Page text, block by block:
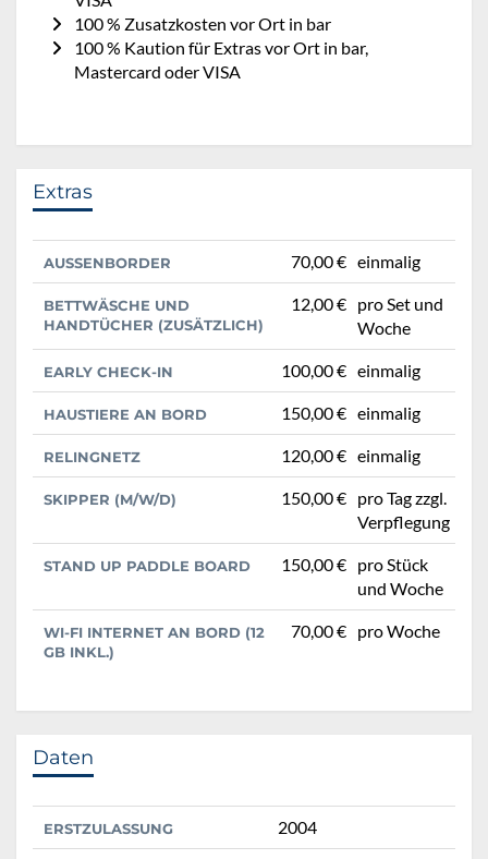
100 % Zusatzkosten vor Ort in bar
100 % Kaution für Extras vor Ort in bar,
Mastercard oder VISA
Extras
AUSSENBORDER 70,00 € einmalig
BETTWÄSCHE UND
HANDTÜCHER (ZUSÄTZLICH)
12,00 € pro Set und
Woche
EARLY CHECK-IN 100,00 € einmalig
HAUSTIERE AN BORD 150,00 € einmalig
RELINGNETZ 120,00 € einmalig
SKIPPER (M/W/D) 150,00 € pro Tag zzgl.
Verpflegung
STAND UP PADDLE BOARD 150,00 € pro Stück
und Woche
WI-FI INTERNET AN BORD (12
GB INKL.)
70,00 € pro Woche
Daten
ERSTZULASSUNG 2004